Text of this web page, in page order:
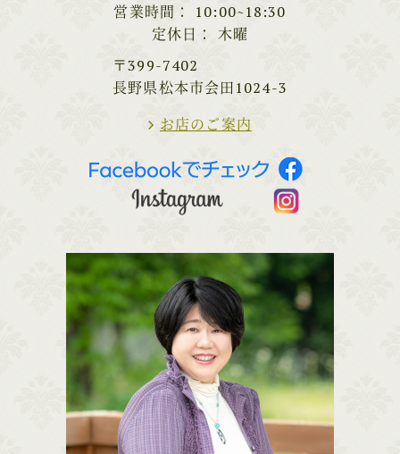
営業時間
10:00~18:30
定休日
木曜
〒399-7402
長野県松本市会田1024-3
お店のご案内